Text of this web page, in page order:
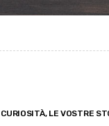
CURIOSITÀ, LE VOSTRE